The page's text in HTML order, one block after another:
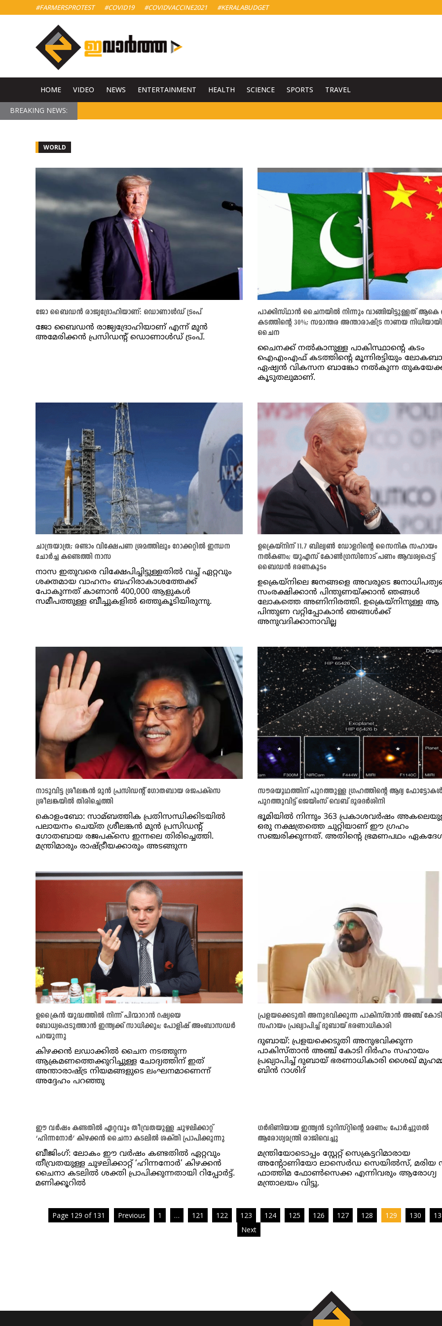
#FARMERSPROTEST #COVID19 #COVIDVACCINE2021 #KERALABUDGET
HOME VIDEO NEWS ENTERTAINMENT HEALTH SCIENCE SPORTS TRAVEL
BREAKING NEWS:
WORLD
ജോ ബൈഡൻ രാജ്യദ്രോഹിയാണ്: ഡൊണാൾഡ് ട്രംപ്
ജോ ബൈഡൻ രാജ്യദ്രോഹിയാണ് എന്ന് മുൻ
അമേരിക്കൻ പ്രസിഡന്റ് ഡൊണാൾഡ് ട്രംപ്.
പാക്കിസ്ഥാൻ ചൈനയിൽ നിന്നും വാങ്ങിയിട്ടുള്ളത് ആകെ
കടത്തിന്റെ 30%; സമാന്തര അന്താരാഷ്ട്ര നാണയ നിധിയായി
ചൈന
ചൈനക്ക് നൽകാനുള്ള പാകിസ്ഥാന്റെ കടം
ഐഎംഎഫ് കടത്തിന്റെ മൂന്നിരട്ടിയും
ഏഷ്യൻ വികസന ബാങ്കോ നൽകുന്ന
കൂടുതലുമാണ്.
ചാന്ദ്രയാത്ര; രണ്ടാം വിക്ഷേപണ ശ്രമത്തിലും റോക്കറ്റിൽ ഇന്ധന
ചോർച്ച കണ്ടെത്തി നാസ
നാസ ഇതുവരെ വിക്ഷേപിച്ചിട്ടുള്ളതിൽ വച്ച് ഏറ്റവും
ശക്തമായ വാഹനം ബഹിരാകാശത്തേക്ക്
പോകുന്നത് കാണാൻ 400,000 ആളുകൾ
സമീപത്തുള്ള ബീച്ചുകളിൽ ഒത്തുകൂടിയിരുന്നു.
ഉക്രെയ്‌നിന് 11.7 ബില്യൺ ഡോളറിന്റെ സൈനിക സഹായം
നൽകണം; യുഎസ് കോൺഗ്രസിനോട് പണം ആവശ്യപ്പെട്ട്
ബൈഡൻ ഭരണകൂടം
ഉക്രെയ്നിലെ ജനങ്ങളെ അവരുടെ
സംരക്ഷിക്കാൻ പിന്തുണയ്ക്കാൻ ഞങ്ങൾ
ലോകത്തെ അണിനിരത്തി. ഉക്രെയ്നിനുള്ള ആ
പിന്തുണ വറ്റിപ്പോകാൻ ഞങ്ങൾക്ക്
അനുവദിക്കാനാവില്ല
നാടുവിട്ട ശ്രീലങ്കന്‍ മുന്‍ പ്രസിഡന്റ് ഗോതബായ രജപക്സെ
ശ്രീലങ്കയിൽ തിരിച്ചെത്തി
കൊളംബോ: സാമ്ബത്തിക പ്രതിസന്ധിക്കിടയില്‍
പലായനം ചെയ്ത ശ്രീലങ്കന്‍ മുന്‍ പ്രസിഡന്റ്
ഗോതബായ രജപക്സെ ഇന്നലെ തിരിച്ചെത്തി.
മന്ത്രിമാരും രാഷ്ട്രീയക്കാരും അടങ്ങുന്ന
സൗരയൂഥത്തിന് പുറത്തുള്ള ഗ്രഹത്തിന്റെ ആദ്യ ഫോട്ടോകൾ
പുറത്തുവിട്ട് ജെയിംസ് വെബ് ദൂരദർശിനി
ഭൂമിയിൽ നിന്നും 363 പ്രകാശവർഷം
ഒരു നക്ഷത്രത്തെ ചുറ്റിയാണ് ഈ ഗ്രഹം
സഞ്ചരിക്കുന്നത്. അതിന്റെ ഭ്രമണപഥം
ഉക്രൈൻ യുദ്ധത്തിൽ നിന്ന് പിന്മാറാൻ റഷ്യയെ
ബോധ്യപ്പെടുത്താൻ ഇന്ത്യക്ക് സാധിക്കും; പോളിഷ് അംബാസഡർ
പറയുന്നു
കിഴക്കൻ ലഡാക്കിൽ ചൈന നടത്തുന്ന
ആക്രമണത്തെക്കുറിച്ചുള്ള ചോദ്യത്തിന് ഇത്
അന്താരാഷ്ട്ര നിയമങ്ങളുടെ ലംഘനമാണെന്ന്
അദ്ദേഹം പറഞ്ഞു
പ്രളയക്കെടുതി അനുഭവിക്കുന്ന പാകിസ്താന്‍ അഞ്ച് കോടി
സഹായം പ്രഖ്യാപിച്ച്‌ ദുബായ് ഭരണാധികാരി
ദുബായ്: പ്രളയക്കെടുതി അനുഭവിക്കുന്ന
പാകിസ്താന്‍ അഞ്ച് കോടി ദിര്‍ഹം സഹായം
പ്രഖ്യാപിച്ച്‌ ദുബായ് ഭരണാധികാരി ശൈഖ്
ബിന്‍ റാശിദ്
ഈ വര്‍ഷം കണ്ടതില്‍ ഏറ്റവും തീവ്രതയുള്ള ചുഴലിക്കാറ്റ്
‘ഹിന്നനോര്‍’ കിഴക്കന്‍ ചൈനാ കടലില്‍ ശക്തി പ്രാപിക്കുന്നു
ബീജിംഗ്: ലോകം ഈ വര്‍ഷം കണ്ടതില്‍ ഏറ്റവും
തീവ്രതയുള്ള ചുഴലിക്കാറ്റ് ‘ഹിന്നനോര്‍’ കിഴക്കന്‍
ചൈനാ കടലില്‍ ശക്തി പ്രാപിക്കുന്നതായി റിപ്പോര്‍ട്ട്.
മണിക്കൂറില്‍
ഗർഭിണിയായ ഇന്ത്യൻ ടൂറിസ്റ്റിന്റെ മരണം; പോർച്ചുഗൽ
ആരോഗ്യമന്ത്രി രാജിവെച്ചു
മന്ത്രിയോടൊപ്പം സ്റ്റേറ്റ് സെക്രട്ടറിമാരായ
അന്റോണിയോ ലാസെർഡ സെയിൽസ്, മരിയ
ഫാത്തിമ ഫോൺസെക്ക എന്നിവരും ആരോഗ്യ
മന്ത്രാലയം വിട്ടു.
Page 129 of 131 Previous 1 … 121 122 123 124 125 126 127 128 129 130
Next